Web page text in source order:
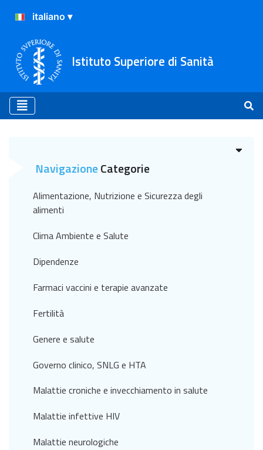
Istituto Superiore di Sanità
NavigazioneCategorie
Alimentazione, Nutrizione e Sicurezza degli
alimenti
Clima Ambiente e Salute
Dipendenze
Farmaci vaccini e terapie avanzate
Fertilità
Genere e salute
Governo clinico, SNLG e HTA
Malattie croniche e invecchiamento in salute
Malattie infettive HIV
Malattie neurologiche